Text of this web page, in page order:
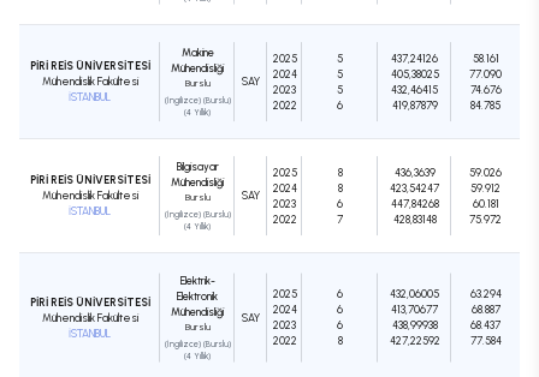
PİRİ REİS ÜNİVERSİTESİ
Mühendislik Fakültesi
İSTANBUL
Makine
Mühendisliği
Burslu
(İngilizce) (Burslu)
(4 Yıllık)
SAY
2025
2024
2023
2022
5
5
5
6
437,24126
405,38025
432,46415
419,87879
58.161
77.090
74.676
84.785
PİRİ REİS ÜNİVERSİTESİ
Mühendislik Fakültesi
İSTANBUL
Bilgisayar
Mühendisliği
Burslu
(İngilizce) (Burslu)
(4 Yıllık)
SAY
2025
2024
2023
2022
8
8
6
7
436,3639
423,54247
447,84268
428,83148
59.026
59.912
60.181
75.972
PİRİ REİS ÜNİVERSİTESİ
Mühendislik Fakültesi
İSTANBUL
Elektrik-
Elektronik
Mühendisliği
Burslu
(İngilizce) (Burslu)
(4 Yıllık)
SAY
2025
2024
2023
2022
6
6
6
8
432,06005
413,70677
438,99938
427,22592
63.294
68.887
68.437
77.584